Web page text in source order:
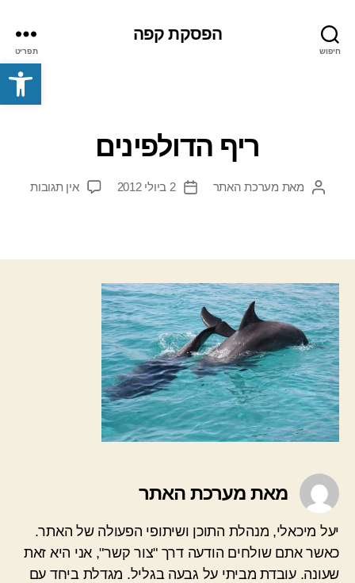
פתח סרגל נגישות
חיפוש
הפסקת קפה
תפריט
ריף הדולפינים
המחבר
מאת מערכת האתר
תאריך
2 ביולי 2012 אין תגובותעל
מאת מערכת האתר
יעל מיכאלי, מנהלת התוכן ושיתופי הפעולה של האתר.
כאשר אתם שולחים הודעה דרך "צור קשר", אני היא זאת
שעונה. עובדת מביתי על גבעה בגליל. מגדלת ביחד עם